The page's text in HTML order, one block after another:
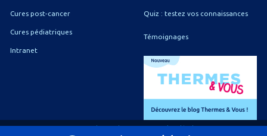
Cures post-cancer
Cures pédiatriques
Intranet
Quiz : testez vos connaissances
Témoignages